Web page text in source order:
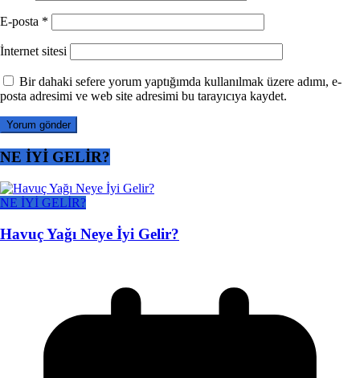
E-posta *
İnternet sitesi
Bir dahaki sefere yorum yaptığımda kullanılmak üzere adımı, e-
posta adresimi ve web site adresimi bu tarayıcıya kaydet.
NE İYİ GELİR?
NE İYİ GELİR?
Havuç Yağı Neye İyi Gelir?